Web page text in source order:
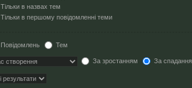
Тільки в назвах тем
Тільки в першому повідомленні теми
Повідомлень Тем
За зростанням За